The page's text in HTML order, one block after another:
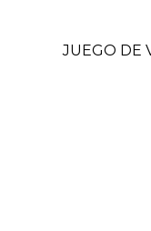
JUEGO DE